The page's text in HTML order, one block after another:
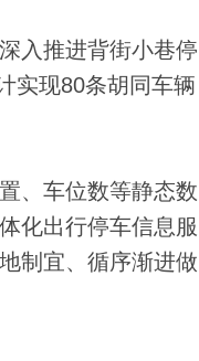
入推进背街小巷停
实现80条胡同车辆
、车位数等静态数
化出行停车信息服
制宜、循序渐进做